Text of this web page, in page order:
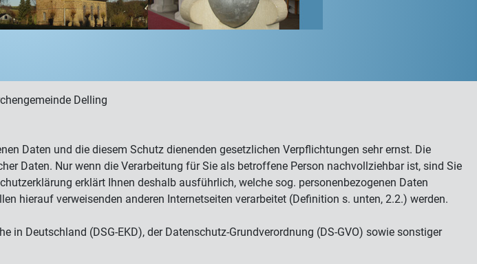
Delling
Daten und die diesem Schutz dienenden gesetzlichen Verpflichtungen sehr ernst. Die
Daten. Nur wenn die Verarbeitung für Sie als betroffene Person nachvollziehbar ist, sind Sie
erklärt Ihnen deshalb ausführlich, welche sog. personenbezogenen Daten
hierauf verweisenden anderen Internetseiten verarbeitet (Definition s. unten, 2.2.) werden.
Deutschland (DSG-EKD), der Datenschutz-Grundverordnung (DS-GVO) sowie sonstiger